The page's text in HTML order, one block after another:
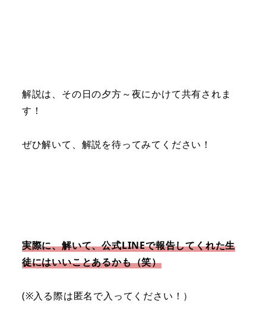
解説は、その日の夕方～夜にかけて共有されま
す！
ぜひ解いて、解説を待ってみてください！
実際に、解いて、公式LINEで報告してくれた生
徒にはいいことあるかも（笑）
(※入る際は匿名で入ってください！）